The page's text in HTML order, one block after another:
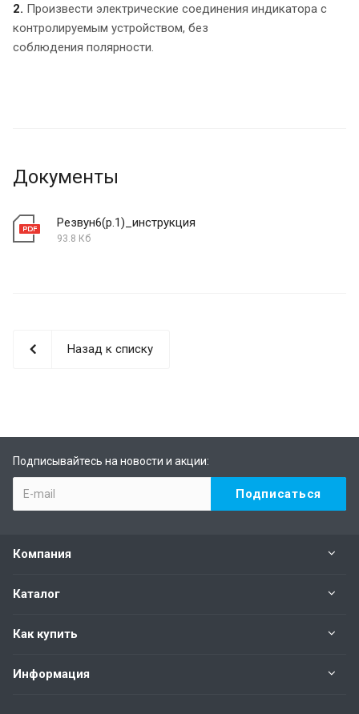
2. Произвести электрические со­единения индикатора с
контролируемым устройством, без
соблюдения полярности.
Документы
Резвун6(р.1)_инструкция
93.8 Кб
Назад к списку
Подписывайтесь на новости и акции:
Компания
Каталог
Как купить
Информация